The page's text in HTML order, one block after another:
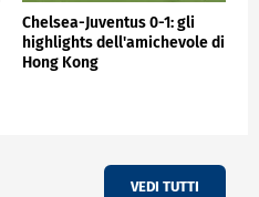
Chelsea-Juventus 0-1: gli
highlights dell'amichevole di
Hong Kong
VEDI TUTTI